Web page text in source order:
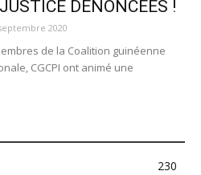
DÉNONCÉES !
2020
de la Coalition guinéenne
CGCPI ont animé une
230